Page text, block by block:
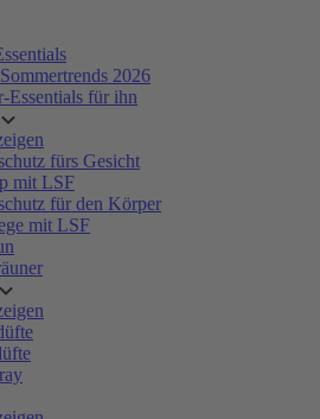
2026
Essentials für ihn
fürs Gesicht
mit LSF
für den Körper
mit LSF